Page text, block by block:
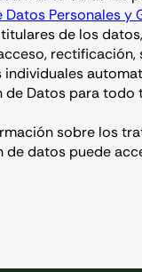
Personales y
de los
de Datos para todo
sobre los
datos puede